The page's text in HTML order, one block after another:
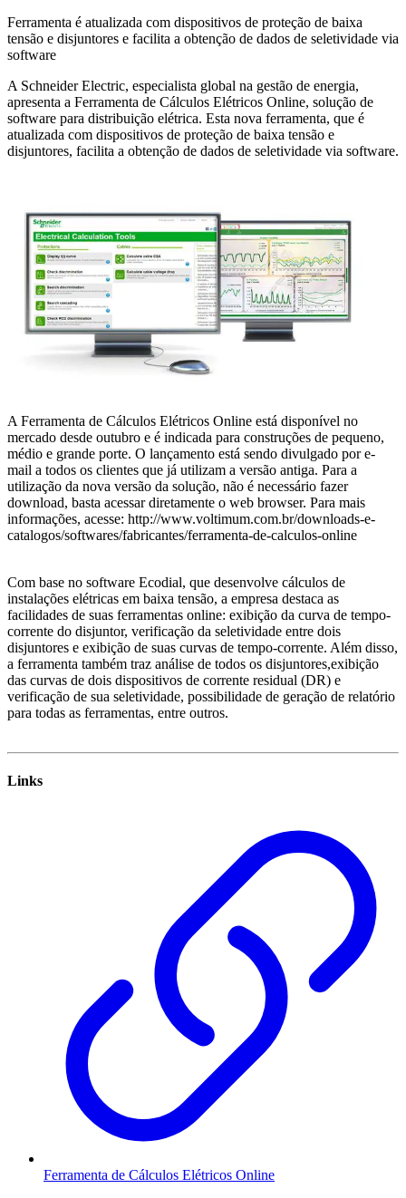
Ferramenta é atualizada com dispositivos de proteção de baixa
tensão e disjuntores e facilita a obtenção de dados de seletividade via
software
A Schneider Electric, especialista global na gestão de energia,
apresenta a Ferramenta de Cálculos Elétricos Online, solução de
software para distribuição elétrica. Esta nova ferramenta, que é
atualizada com dispositivos de proteção de baixa tensão e
disjuntores, facilita a obtenção de dados de seletividade via software.
A Ferramenta de Cálculos Elétricos Online está disponível no
mercado desde outubro e é indicada para construções de pequeno,
médio e grande porte. O lançamento está sendo divulgado por e-
mail a todos os clientes que já utilizam a versão antiga. Para a
utilização da nova versão da solução, não é necessário fazer
download, basta acessar diretamente o web browser. Para mais
informações, acesse: http://www.voltimum.com.br/downloads-e-
catalogos/softwares/fabricantes/ferramenta-de-calculos-online
Com base no software Ecodial, que desenvolve cálculos de
instalações elétricas em baixa tensão, a empresa destaca as
facilidades de suas ferramentas online: exibição da curva de tempo-
corrente do disjuntor, verificação da seletividade entre dois
disjuntores e exibição de suas curvas de tempo-corrente. Além disso,
a ferramenta também traz análise de todos os disjuntores,exibição
das curvas de dois dispositivos de corrente residual (DR) e
verificação de sua seletividade, possibilidade de geração de relatório
para todas as ferramentas, entre outros.
Links
Ferramenta de Cálculos Elétricos Online